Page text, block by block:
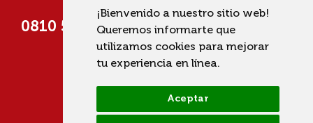
¡Bienvenido a nuestro sitio web!
Queremos informarte que
utilizamos cookies para mejorar
tu experiencia en línea.
Aceptar
0810 555 822725 (UCASAL)